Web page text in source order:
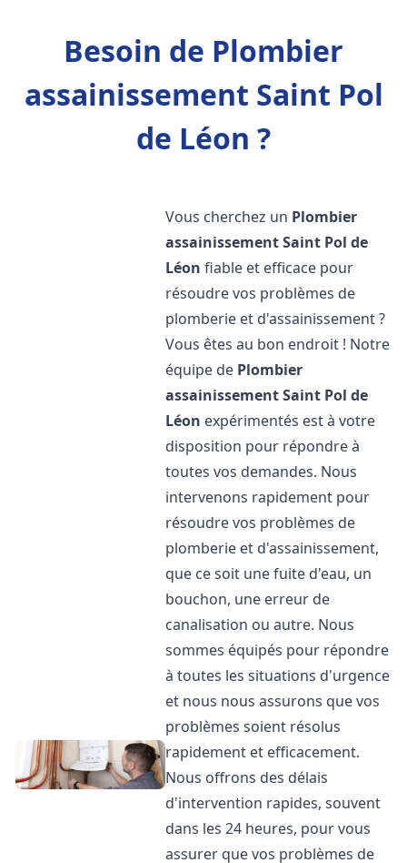
Besoin de Plombier
assainissement Saint Pol
de Léon ?
Vous cherchez un Plombier
assainissementSaint Pol de
Léon fiable et efficace pour
résoudre vos problèmes de
plomberie et d'assainissement ?
Vous êtes au bon endroit ! Notre
équipe de Plombier
assainissementSaint Pol de
Léon expérimentés est à votre
disposition pour répondre à
toutes vos demandes. Nous
intervenons rapidement pour
résoudre vos problèmes de
plomberie et d'assainissement,
que ce soit une fuite d'eau, un
bouchon, une erreur de
canalisation ou autre. Nous
sommes équipés pour répondre
à toutes les situations d'urgence
et nous nous assurons que vos
problèmes soient résolus
rapidement et efficacement.
Nous offrons des délais
d'intervention rapides, souvent
dans les 24 heures, pour vous
assurer que vos problèmes de